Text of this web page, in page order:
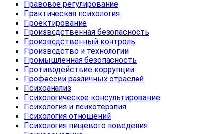
Правовое регулирование
Практическая психология
Проектирование
Производственная безопасность
Производственный контроль
Производство и технологии
Промышленная безопасность
Противодействие коррупции
Профессии различных отраслей
Психоанализ
Психологическое консультирование
Психология и психотерапия
Психология отношений
Психология пищевого поведения